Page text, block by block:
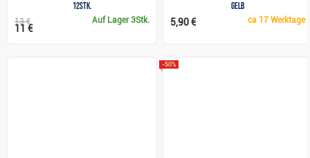
12Stk.
Auf Lager3Stk.
13 €
11 €
gelb
ca 17 Werktage
5,90 €
-50%